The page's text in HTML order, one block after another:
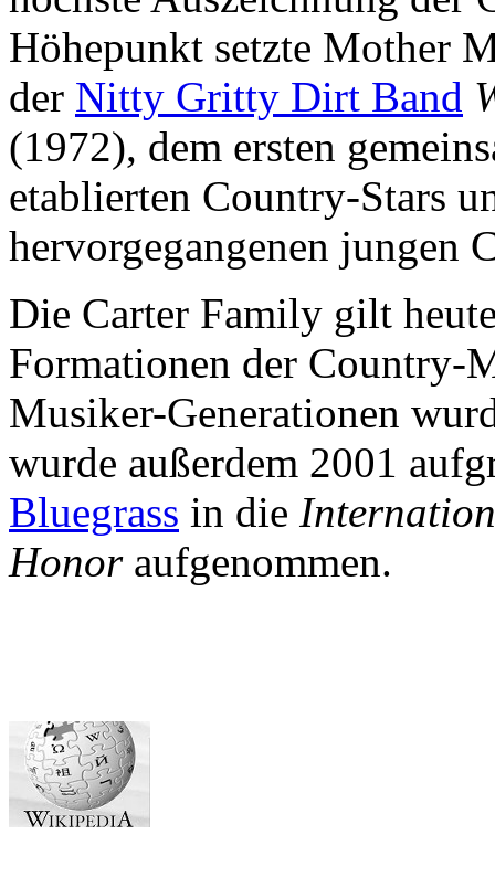
Höhepunkt setzte Mother
der Nitty Gritty Dirt Band
(1972), dem ersten
etablierten Country-Stars
hervorgegangenen jungen
Die Carter Family gilt
Formationen der Country-
Musiker-Generationen
wurde außerdem 2001
Bluegrass in die
Honoraufgenommen.